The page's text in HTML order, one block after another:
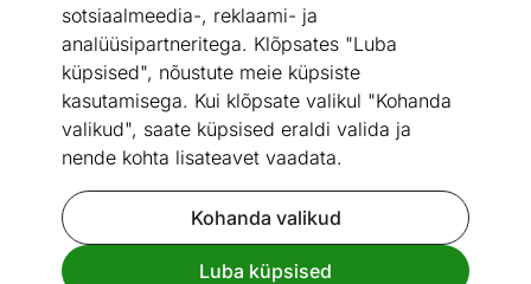
sotsiaalmeedia-, reklaami- ja
analüüsipartneritega. Klõpsates "Luba
küpsised", nõustute meie küpsiste
kasutamisega. Kui klõpsate valikul "Kohanda
valikud", saate küpsised eraldi valida ja
nende kohta lisateavet vaadata.
Kohanda valikud
Luba küpsised
1 / 26
Vaata sarnaseid